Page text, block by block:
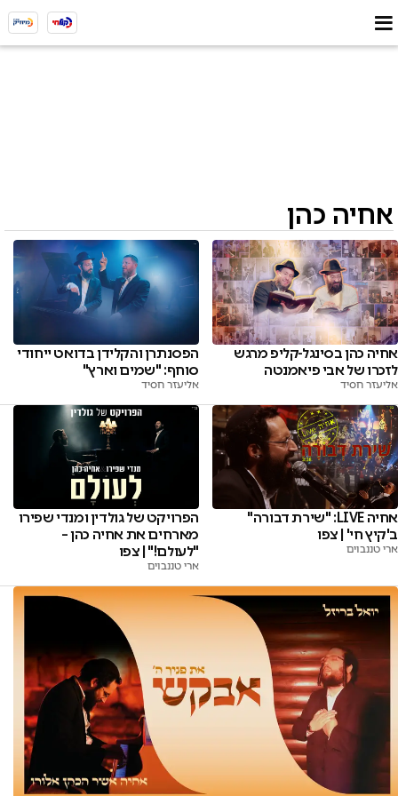
אחיה כהן
אחיה כהן בסינגל-קליפ מרגש
לזכרו של אבי פיאמנטה
אליעזר חסיד
הפסנתרן והקלידן בדואט ייחודי
סוחף: "שמים וארץ"
אליעזר חסיד
אחיה LIVE: "שירת דבורה"
ב'קיץ חי' | צפו
ארי טננבוים
הפרויקט של גולדין ומנדי שפירו
מארחים את אחיה כהן –
"לעולם!" | צפו
ארי טננבוים